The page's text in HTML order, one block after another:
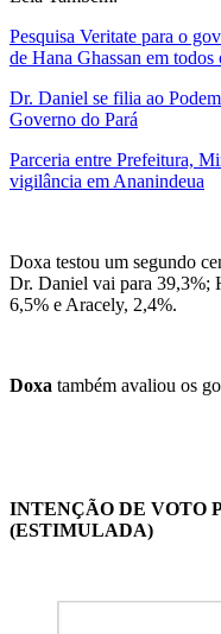
Pesquisa Veritate para o
de Hana Ghassan em todos
Dr. Daniel se filia ao
Governo do Pará
Parceria entre Prefeitura,
vigilância em Ananindeua
Doxa testou um segundo
Dr. Daniel vai para 39,3%;
6,5% e Aracely, 2,4%.
Doxa também avaliou os
INTENÇÃO DE VOTO
(ESTIMULADA)